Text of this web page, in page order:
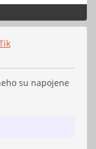
su napojene